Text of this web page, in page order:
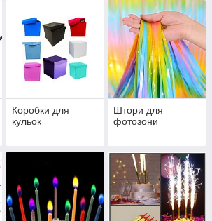
Коробки для
кульок
Штори для
фотозони